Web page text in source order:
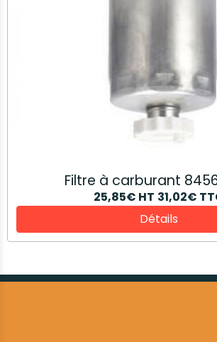
Filtre à carburant
25,85€ HT 31,02€
Détails